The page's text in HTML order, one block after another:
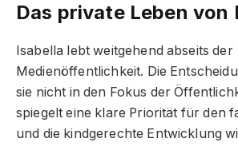
Das private Leben von
Isabella lebt weitgehend abseits der
Medienöffentlichkeit. Die
sie nicht in den Fokus der
spiegelt eine klare Priorität für den
und die kindgerechte Entwicklung